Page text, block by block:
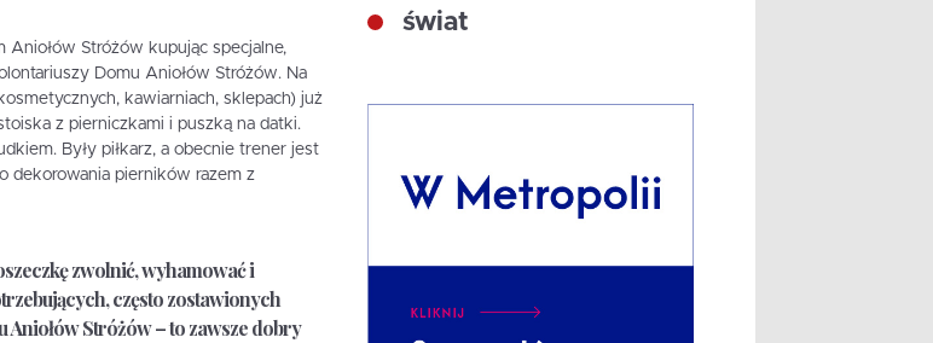
Aniołów Stróżów kupując specjalne,
Domu Aniołów Stróżów. Na
kawiarniach, sklepach) już
z pierniczkami i puszką na datki.
Były piłkarz, a obecnie trener jest
dekorowania pierników razem z
zwolnić, wyhamować i
często zostawionych
Stróżów – to zawsze dobry
świat